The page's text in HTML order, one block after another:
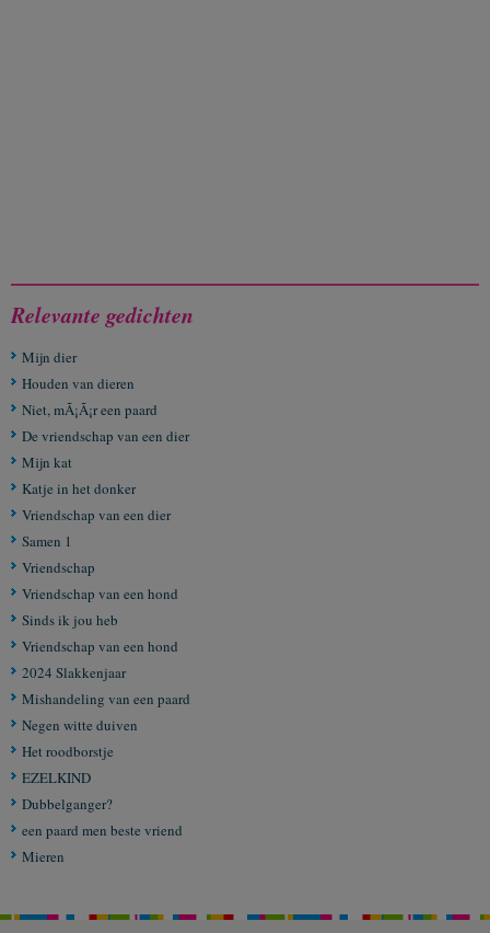
Relevante gedichten
Mijn dier
Houden van dieren
Niet, mÃ¡Ã¡r een paard
De vriendschap van een dier
Mijn kat
Katje in het donker
Vriendschap van een dier
Samen 1
Vriendschap
Vriendschap van een hond
Sinds ik jou heb
Vriendschap van een hond
2024 Slakkenjaar
Mishandeling van een paard
Negen witte duiven
Het roodborstje
EZELKIND
Dubbelganger?
een paard men beste vriend
Mieren